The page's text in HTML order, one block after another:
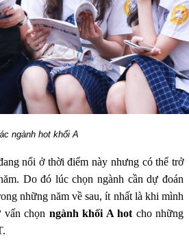
ngành hot khối A
nổi ở thời điểm này nhưng có thể trở
Do đó lúc chọn ngành cần dự đoán
những năm về sau, ít nhất là khi mình
chọn ngành khối A hot cho những